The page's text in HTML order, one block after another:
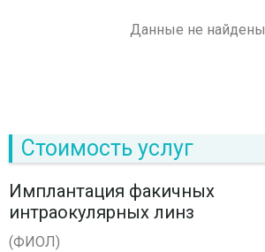
Данные не найдены
Стоимость услуг
Имплантация факичных
интраокулярных линз
(ФИОЛ)